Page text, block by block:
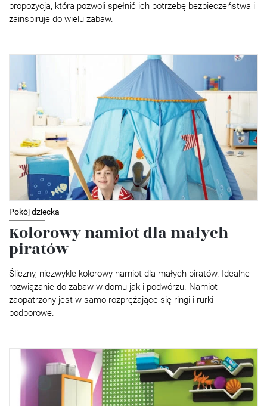
propozycja, która pozwoli spełnić ich potrzebę bezpieczeństwa i
zainspiruje do wielu zabaw.
Pokój dziecka
Kolorowy namiot dla małych
piratów
Śliczny, niezwykle kolorowy namiot dla małych piratów. Idealne
rozwiązanie do zabaw w domu jak i podwórzu. Namiot
zaopatrzony jest w samo rozprężające się ringi i rurki
podporowe.